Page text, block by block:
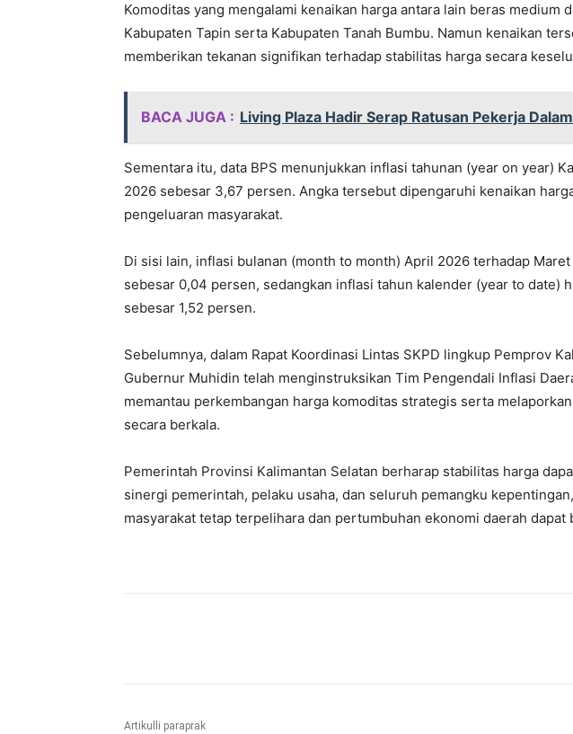
Komoditas yang mengalami kenaikan harga antara lain beras medium
Kabupaten Tapin serta Kabupaten Tanah Bumbu. Namun kenaikan
memberikan tekanan signifikan terhadap stabilitas harga secara
BACA JUGA : Living Plaza Hadir Serap Ratusan Pekerja
Sementara itu, data BPS menunjukkan inflasi tahunan (year on year)
2026 sebesar 3,67 persen. Angka tersebut dipengaruhi kenaikan
pengeluaran masyarakat.
Di sisi lain, inflasi bulanan (month to month) April 2026 terhadap
sebesar 0,04 persen, sedangkan inflasi tahun kalender (year to date)
sebesar 1,52 persen.
Sebelumnya, dalam Rapat Koordinasi Lintas SKPD lingkup Pemprov
Gubernur Muhidin telah menginstruksikan Tim Pengendali Inflasi
memantau perkembangan harga komoditas strategis serta
secara berkala.
Pemerintah Provinsi Kalimantan Selatan berharap stabilitas harga
sinergi pemerintah, pelaku usaha, dan seluruh pemangku
masyarakat tetap terpelihara dan pertumbuhan ekonomi daerah dapat
Artikulli paraprak